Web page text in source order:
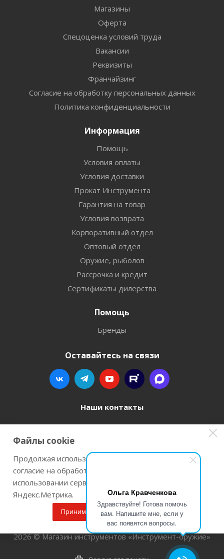
Ольга Кравченкова
Здравствуйте! Готова помочь
вам. Напишите мне, если у
вас появятся вопросы.
Магазины
Оферта
Спецоценка условий труда
Вакансии
Реквизиты
Франчайзинг
Согласие на обработку персональных данных
Политика конфиденциальности
Информация
Помощь
Условия оплаты
Условия доставки
Прокат Инструмента
Гарантия на товар
Условия возврата
Корпоративный отдел
Оптовый отдел
Оружие, рыболов
Рассрочка и кредит
Сертификаты дилерства
Помощь
Бренды
Оставайтесь на связи
Наши контакты
8 800 77-00-962
г. Пермь, ул. Павла Преображенского, д.6А,
2026 © Магазин инструментов «Инструмент-оружие»
Файлы cookie
Продолжая использовать наш сайт Вы даете
согласие на обработку файлов cookie и
использовании сервисов веб-аналитики
Яндекс.Метрика.
Принимаю Подробнее